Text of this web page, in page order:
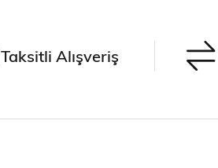
Taksitli Alışveriş